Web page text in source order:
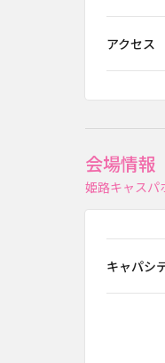
アクセス
会場情報
姫路キャスパ
キャパシ